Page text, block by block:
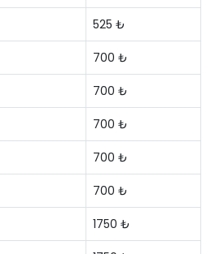
525 ₺
700 ₺
700 ₺
700 ₺
700 ₺
700 ₺
1750 ₺